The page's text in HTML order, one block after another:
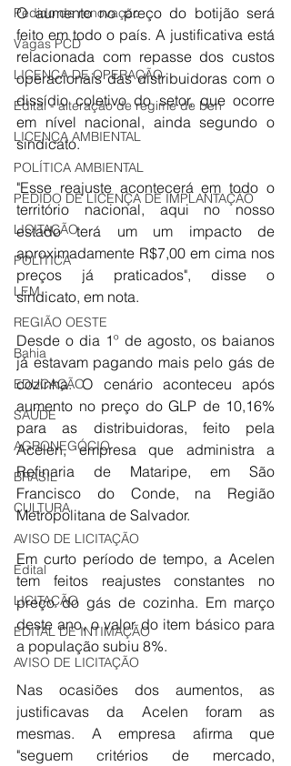
Pedido de renovação
Vagas PCD
LICENÇA DE OPERAÇÃO
Edital - alteração de regime de ben
LICENÇA AMBIENTAL
POLÍTICA AMBIENTAL
PEDIDO DE LICENÇA DE IMPLANTAÇÃO
LICITAÇÃO
POLÍTICA
LEM
REGIÃO OESTE
Bahia
EDUCAÇÃO
SAÚDE
AGRONEGÓCIO
BRASIL
CULTURA
AVISO DE LICITAÇÃO
Edital
LICITAÇÃO
EDITAL DE INTIMAÇÃO
AVISO DE LICITAÇÃO
O aumento no preço do botijão será
feito em todo o país. A justificativa está
relacionada com repasse dos custos
operacionais das distribuidoras com o
dissídio coletivo do setor, que ocorre
em nível nacional, ainda segundo o
sindicato.
"Esse reajuste acontecerá em todo o
território nacional, aqui no nosso
estado terá um um impacto de
aproximadamente R$7,00 em cima nos
preços já praticados", disse o
sindicato, em nota.
Desde o dia 1º de agosto, os baianos
já estavam pagando mais pelo gás de
cozinha. O cenário aconteceu após
aumento no preço do GLP de 10,16%
para as distribuidoras, feito pela
Acelen, empresa que administra a
Refinaria de Mataripe, em São
Francisco do Conde, na Região
Metropolitana de Salvador.
Em curto período de tempo, a Acelen
tem feitos reajustes constantes no
preço do gás de cozinha. Em março
deste ano, o valor do item básico para
a população subiu 8%.
Nas ocasiões dos aumentos, as
justificavas da Acelen foram as
mesmas. A empresa afirma que
"seguem critérios de mercado,